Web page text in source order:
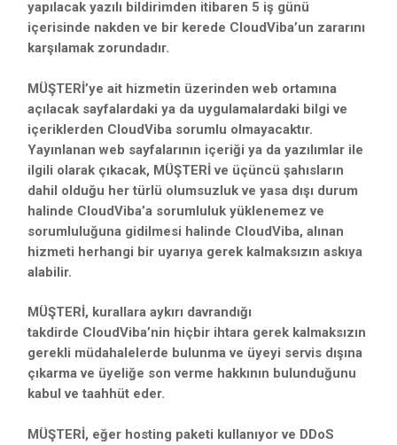
yapılacak yazılı bildirimden itibaren 5 iş günü
içerisinde nakden ve bir kerede CloudViba’un zararını
karşılamak zorundadır.
MÜŞTERİ’ye ait hizmetin üzerinden web ortamına
açılacak sayfalardaki ya da uygulamalardaki bilgi ve
içeriklerden CloudViba sorumlu olmayacaktır.
Yayınlanan web sayfalarının içeriği ya da yazılımlar ile
ilgili olarak çıkacak, MÜŞTERİ ve üçüncü şahısların
dahil olduğu her türlü olumsuzluk ve yasa dışı durum
halinde CloudViba’a sorumluluk yüklenemez ve
sorumluluğuna gidilmesi halinde CloudViba, alınan
hizmeti herhangi bir uyarıya gerek kalmaksızın askıya
alabilir.
MÜŞTERİ, kurallara aykırı davrandığı
takdirde CloudViba’nin hiçbir ihtara gerek kalmaksızın
gerekli müdahalelerde bulunma ve üyeyi servis dışına
çıkarma ve üyeliğe son verme hakkının bulunduğunu
kabul ve taahhüt eder.
MÜŞTERİ, eğer hosting paketi kullanıyor ve DDoS